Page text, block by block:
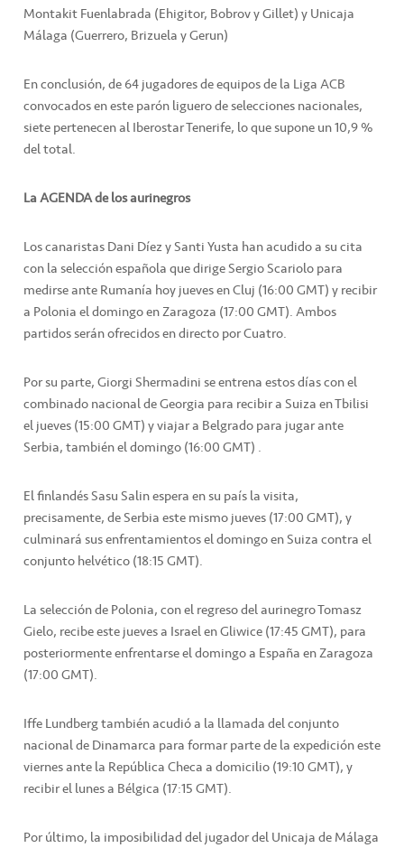
Montakit Fuenlabrada (Ehigitor, Bobrov y Gillet) y Unicaja
Málaga (Guerrero, Brizuela y Gerun)
En conclusión, de 64 jugadores de equipos de la Liga ACB
convocados en este parón liguero de selecciones nacionales,
siete pertenecen al Iberostar Tenerife, lo que supone un 10,9 %
del total.
La AGENDA de los aurinegros
Los canaristas Dani Díez y Santi Yusta han acudido a su cita
con la selección española que dirige Sergio Scariolo para
medirse ante Rumanía hoy jueves en Cluj (16:00 GMT) y recibir
a Polonia el domingo en Zaragoza (17:00 GMT). Ambos
partidos serán ofrecidos en directo por Cuatro.
Por su parte, Giorgi Shermadini se entrena estos días con el
combinado nacional de Georgia para recibir a Suiza en Tbilisi
el jueves (15:00 GMT) y viajar a Belgrado para jugar ante
Serbia, también el domingo (16:00 GMT) .
El finlandés Sasu Salin espera en su país la visita,
precisamente, de Serbia este mismo jueves (17:00 GMT), y
culminará sus enfrentamientos el domingo en Suiza contra el
conjunto helvético (18:15 GMT).
La selección de Polonia, con el regreso del aurinegro Tomasz
Gielo, recibe este jueves a Israel en Gliwice (17:45 GMT), para
posteriormente enfrentarse el domingo a España en Zaragoza
(17:00 GMT).
Iffe Lundberg también acudió a la llamada del conjunto
nacional de Dinamarca para formar parte de la expedición este
viernes ante la República Checa a domicilio (19:10 GMT), y
recibir el lunes a Bélgica (17:15 GMT).
Por último, la imposibilidad del jugador del Unicaja de Málaga